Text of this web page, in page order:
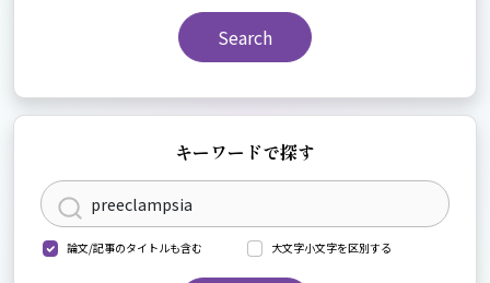
Search
キーワードで探す
論文/記事のタイトルも含む 大文字小文字を区別する